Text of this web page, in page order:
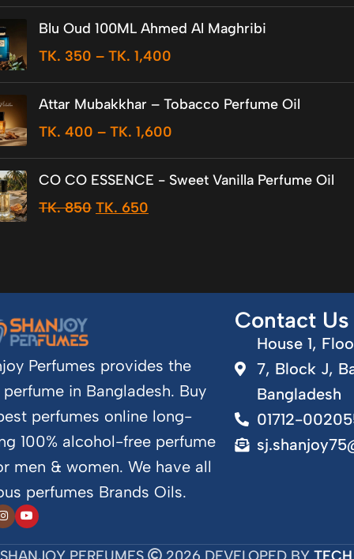
Blu Oud 100ML Ahmed Al Maghribi
TK. 350 – TK.1,400
Attar Mubakkhar – Tobacco Perfume Oil
TK.400 – TK.1,600
CO CO ESSENCE - Sweet Vanilla Perfume Oil
TK.850 TK. 650
Perfumes provides the
in Bangladesh. Buy
perfumes online long-
100% alcohol-free perfume
men & women. We have all
perfumes Brands Oils.
Contact Us
House 1,
7, Block J,
Bangladesh
01712-